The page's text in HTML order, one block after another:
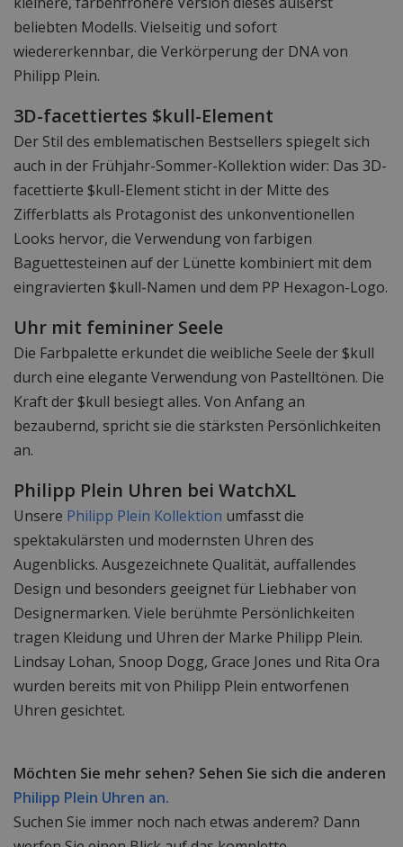
beliebten Modells. Vielseitig und sofort
wiedererkennbar, die Verkörperung der DNA von
Philipp Plein.
3D-facettiertes $kull-Element
Der Stil des emblematischen Bestsellers spiegelt sich
auch in der Frühjahr-Sommer-Kollektion wider: Das 3D-
facettierte $kull-Element sticht in der Mitte des
Zifferblatts als Protagonist des unkonventionellen
Looks hervor, die Verwendung von farbigen
Baguettesteinen auf der Lünette kombiniert mit dem
eingravierten $kull-Namen und dem PP Hexagon-Logo.
Uhr mit femininer Seele
Die Farbpalette erkundet die weibliche Seele der $kull
durch eine elegante Verwendung von Pastelltönen. Die
Kraft der $kull besiegt alles. Von Anfang an
bezaubernd, spricht sie die stärksten Persönlichkeiten
an.
Philipp Plein Uhren bei WatchXL
Unsere Philipp Plein Kollektion umfasst die
spektakulärsten und modernsten Uhren des
Augenblicks. Ausgezeichnete Qualität, auffallendes
Design und besonders geeignet für Liebhaber von
Designermarken. Viele berühmte Persönlichkeiten
tragen Kleidung und Uhren der Marke Philipp Plein.
Lindsay Lohan, Snoop Dogg, Grace Jones und Rita Ora
wurden bereits mit von Philipp Plein entworfenen
Uhren gesichtet.
Möchten Sie mehr sehen? Sehen Sie sich die anderen
Philipp Plein Uhren an.
Suchen Sie immer noch nach etwas anderem? Dann